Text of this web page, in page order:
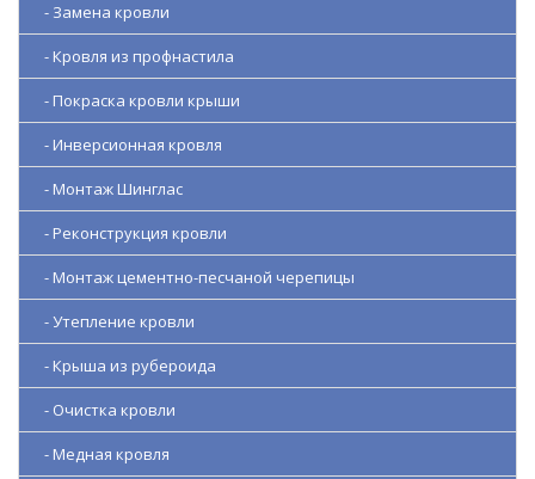
- Замена кровли
- Кровля из профнастила
- Покраска кровли крыши
- Инверсионная кровля
- Монтаж Шинглас
- Реконструкция кровли
- Монтаж цементно-песчаной черепицы
- Утепление кровли
- Крыша из рубероида
- Очистка кровли
- Медная кровля